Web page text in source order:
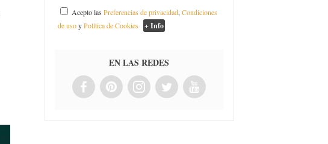
Acepto lasPreferencias de privacidad,Condiciones
de usoyPolítica de Cookies + Info
EN LAS REDES